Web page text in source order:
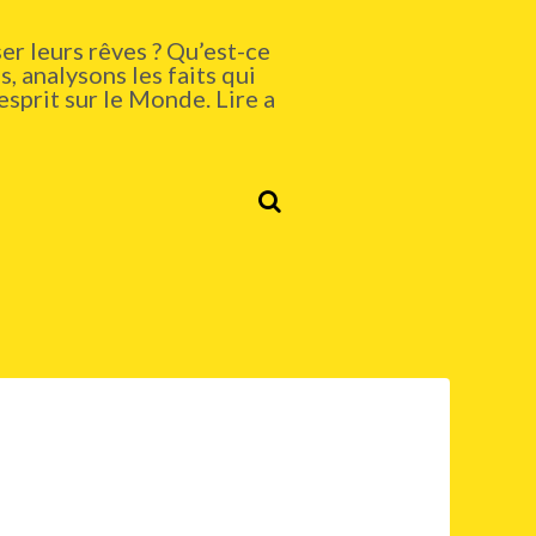
leurs rêves ? Qu’est-ce
analysons les faits qui
sur le Monde. Lire a